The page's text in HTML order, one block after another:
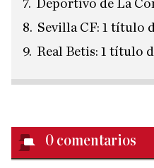
Deportivo de La
Sevilla CF: 1 título
Real Betis: 1 título
0 comentarios